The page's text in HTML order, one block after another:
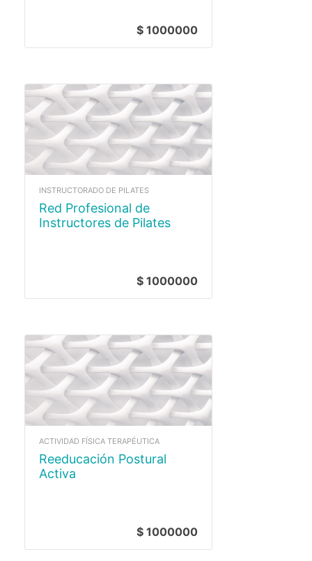
$ 1000000
INSTRUCTORADO DE PILATES
Red Profesional de
Instructores de Pilates
$ 1000000
ACTIVIDAD FÍSICA TERAPÉUTICA
Reeducación Postural
Activa
$ 1000000